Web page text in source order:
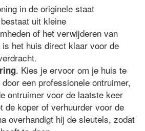
in de originele staat
uit kleine
of het verwijderen van
het huis direct klaar voor de
. Kies je ervoor om je huis te
een professionele ontruimer,
ontruimer voor de laatste keer
de koper of verhuurder voor de
overhandigt hij de sleutels, zodat